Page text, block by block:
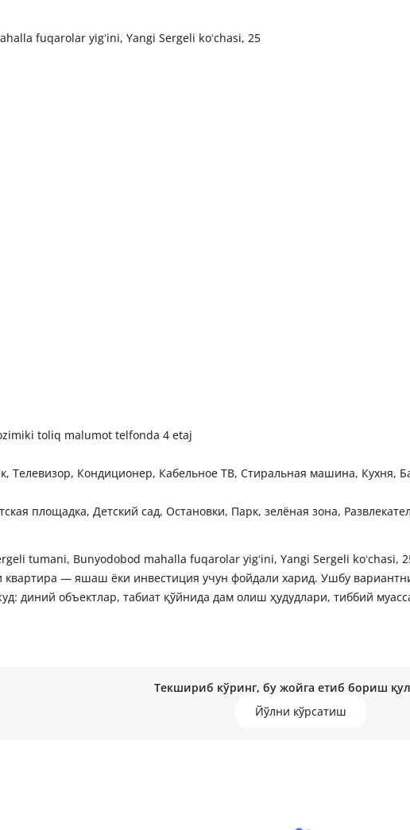
fuqarolar yigʻini, Yangi Sergeli koʻchasi, 25
toliq malumot telfonda 4 etaj
Телевизор, Кондиционер, Кабельное ТВ, Стиральная машина, Кухня,
площадка, Детский сад, Остановки, Парк, зелёная зона,
tumani, Bunyodobod mahalla fuqarolar yigʻini, Yangi Sergeli
— яшаш ёки инвестиция учун фойдали харид. Ушбу
диний объектлар, табиат қўйнида дам олиш ҳудудлари, тиббий
Текшириб кўринг, бу жойга етиб бориш
Йўлни кўрсатиш